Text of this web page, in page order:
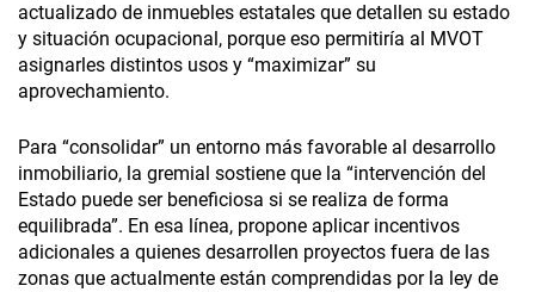
actualizado de inmuebles estatales que detallen su estado
y situación ocupacional, porque eso permitiría al MVOT
asignarles distintos usos y “maximizar” su
aprovechamiento.
Para “consolidar” un entorno más favorable al desarrollo
inmobiliario, la gremial sostiene que la “intervención del
Estado puede ser beneficiosa si se realiza de forma
equilibrada”. En esa línea, propone aplicar incentivos
adicionales a quienes desarrollen proyectos fuera de las
zonas que actualmente están comprendidas por la ley de